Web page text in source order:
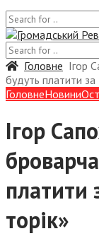
Головне Ігор
будуть платити за
ГоловнеНовини
Ігор
платити
торік»